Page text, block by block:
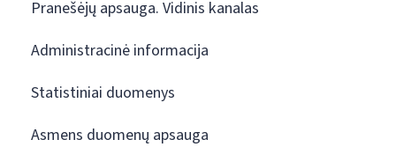
Pranešėjų apsauga. Vidinis kanalas
Administracinė informacija
Statistiniai duomenys
Asmens duomenų apsauga